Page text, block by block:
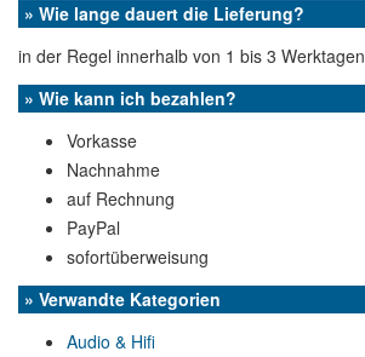
» Wie lange dauert die Lieferung?
in der Regel innerhalb von 1 bis 3 Werktagen
» Wie kann ich bezahlen?
Vorkasse
Nachnahme
auf Rechnung
PayPal
sofortüberweisung
» Verwandte Kategorien
Audio & Hifi